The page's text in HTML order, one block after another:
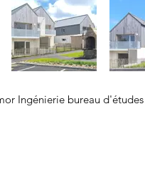
Ingénierie bureau